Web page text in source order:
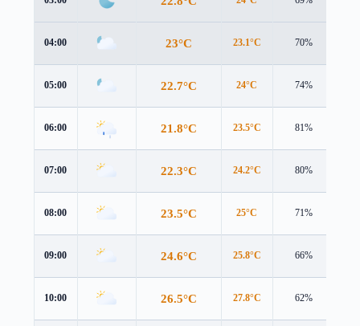
04:00 23°C 23.1°C 70%
05:00 22.7°C 24°C 74%
06:00 21.8°C 23.5°C 81%
07:00 22.3°C 24.2°C 80%
08:00 23.5°C 25°C 71%
09:00 24.6°C 25.8°C 66%
10:00 26.5°C 27.8°C 62%